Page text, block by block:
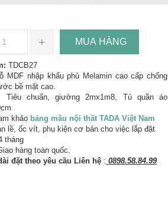
+ MUA HÀNG
TDCB27
MDF nhập khẩu phủ Melamin cao cấp chống
bề mặt cao.
Tiêu chuẩn, giường 2mx1m8, Tủ quần áo
khảo bảng màu nội thất TADA Việt Nam
lề, ốc vít, phụ kiện cơ bản cho việc lắp đặt
tháng
hàng toàn quốc.
đặt theo yêu cầu Liên hệ : 0898.58.84.99